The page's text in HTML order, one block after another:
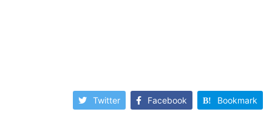
Twitter Facebook Bookmark